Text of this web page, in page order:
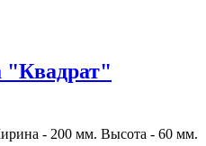
"Квадрат"
- 200 мм. Высота - 60 мм.